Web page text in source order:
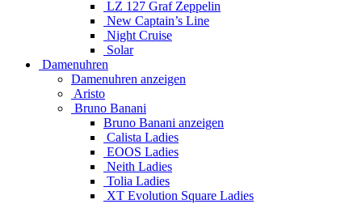
LZ 127 Graf Zeppelin
New Captain’s Line
Night Cruise
Solar
Damenuhren
Damenuhren anzeigen
Aristo
Bruno Banani
Bruno Banani anzeigen
Calista Ladies
EOOS Ladies
Neith Ladies
Tolia Ladies
XT Evolution Square Ladies